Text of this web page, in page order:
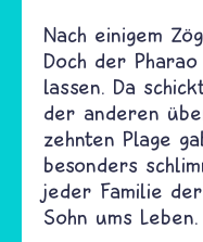
Nach einigem
Doch der
lassen. Da
der anderen
zehnten Plage
besonders
jeder Familie
Sohn ums Leben.